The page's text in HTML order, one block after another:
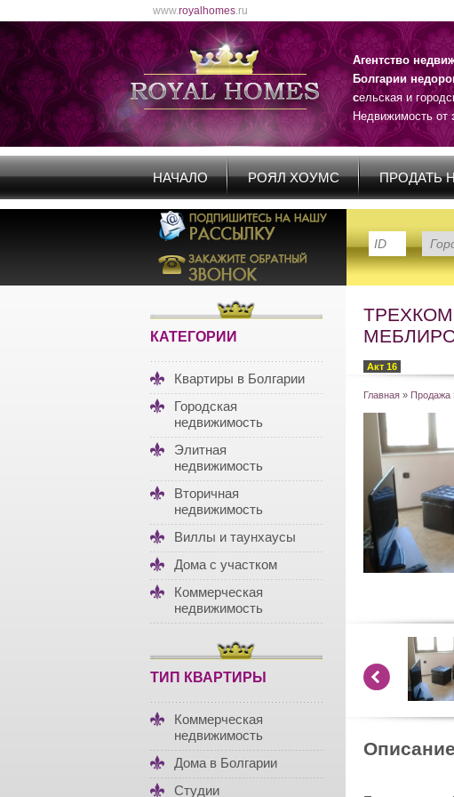
www.royalhomes.ru
Агентство
Болгарии
сельская и
Недвижимость от
НАЧАЛО РОЯЛ ХОУМС ПРОДАТЬ
КАТЕГОРИИ
Квартиры в Болгарии
Городская
недвижимость
Элитная
недвижимость
Вторичная
недвижимость
Виллы и таунхаусы
Дома с участком
Коммерческая
недвижимость
ТИП КВАРТИРЫ
Коммерческая
недвижимость
Дома в Болгарии
Студии
Акт 16
Главная » Продажа
Описание